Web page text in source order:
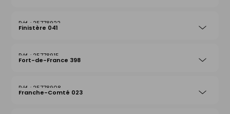
25778922
Finistère 041
25778915
Fort-de-France 398
25778908
Franche-Comté 023